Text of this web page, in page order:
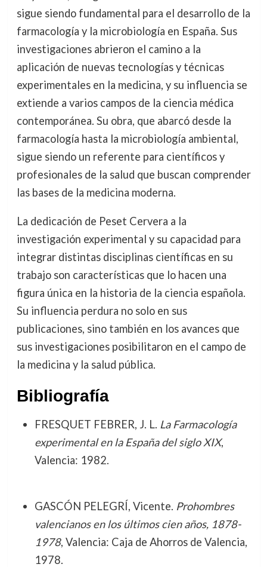
sigue siendo fundamental para el desarrollo de la
farmacología y la microbiología en España. Sus
investigaciones abrieron el camino a la
aplicación de nuevas tecnologías y técnicas
experimentales en la medicina, y su influencia se
extiende a varios campos de la ciencia médica
contemporánea. Su obra, que abarcó desde la
farmacología hasta la microbiología ambiental,
sigue siendo un referente para científicos y
profesionales de la salud que buscan comprender
las bases de la medicina moderna.
La dedicación de Peset Cervera a la
investigación experimental y su capacidad para
integrar distintas disciplinas científicas en su
trabajo son características que lo hacen una
figura única en la historia de la ciencia española.
Su influencia perdura no solo en sus
publicaciones, sino también en los avances que
sus investigaciones posibilitaron en el campo de
la medicina y la salud pública.
Bibliografía
FRESQUET FEBRER, J. L. La Farmacología
experimental en la España del siglo XIX,
Valencia: 1982.
GASCÓN PELEGRÍ, Vicente. Prohombres
valencianos en los últimos cien años, 1878-
1978, Valencia: Caja de Ahorros de Valencia,
1978.